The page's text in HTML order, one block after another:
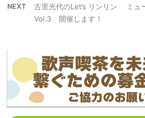
NEXT
古里光代のLet’s リンリン ミュ
Vol.3 開催します！